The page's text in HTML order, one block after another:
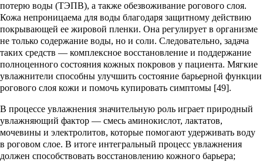
потерю воды (ТЭПВ), а также обезвоживание рогового слоя.
Кожа непроницаема для воды благодаря защитному действию
покрывающей ее жировой пленки. Она регулирует в организме
не только содержание воды, но и соли. Следовательно, задача
таких средств — комплексное восстановление и поддержание
полноценного состояния кожных покровов у пациента. Мягкие
увлажнители способны улучшить состояние барьерной функции
рогового слоя кожи и помочь купировать симптомы [49].
В процессе увлажнения значительную роль играет природный
увлажняющий фактор — смесь аминокислот, лактатов,
мочевины и электролитов, которые помогают удерживать воду
в роговом слое. В итоге интегральный процесс увлажнения
должен способствовать восстановлению кожного барьера;